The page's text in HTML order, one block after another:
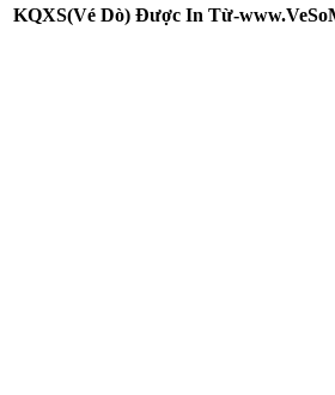
KQXS(Vé Dò) Được In Từ-